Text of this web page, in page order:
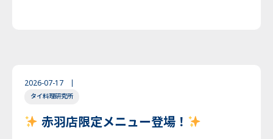
2026-07-17
タイ料理研究所
赤羽店限定メニュー登場！